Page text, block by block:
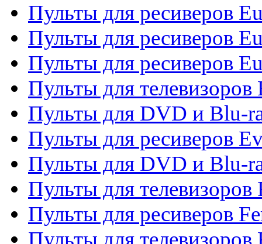
Пульты для ресиверов
Пульты для ресиверов
Пульты для ресиверов
Пульты для телевизоров
Пульты для DVD и Blu-
Пульты для ресиверов
Пульты для DVD и Blu-
Пульты для телевизоров
Пульты для ресиверов
Пульты для